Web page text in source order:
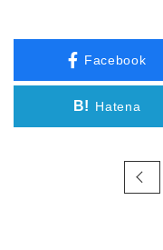
Facebook
B! Hatena